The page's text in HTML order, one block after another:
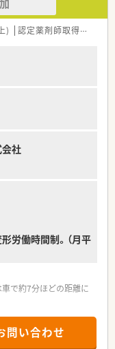
高く評価します。
機関や薬剤師会との関
方を求めています。
る環境です。
ており、地域に根ざし
定した法人です。
理解されており、従業
配慮がなされていま
気が特徴であり、10
の高さが魅力です。
舗の管理業務を学んで
ップできる環境です。
て地域連携や新規事業
務にも挑戦できます。
相談にも応じており、
) 認定薬剤師取得支援あり
社
労働時間制。（月平
で約7分ほどの距離に
す。
は1名体制で、チーム
問い合わせ